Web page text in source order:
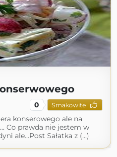
0 Smakowite
konserowego ale na
Co prawda nie jestem w
ale...Post Sałatka z (...)